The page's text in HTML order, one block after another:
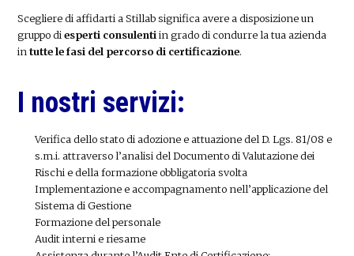
Scegliere di affidarti a Stillab significa avere a disposizione un
gruppo diesperti consulentiin grado di condurre la tua azienda
intutte le fasi del percorso di certificazione.
I nostri servizi:
Verifica dello stato di adozione e attuazione del D. Lgs. 81/08 e
s.m.i. attraverso l’analisi del Documento di Valutazione dei
Rischi e della formazione obbligatoria svolta
Implementazione e accompagnamento nell’applicazione del
Sistema di Gestione
Formazione del personale
Audit interni e riesame